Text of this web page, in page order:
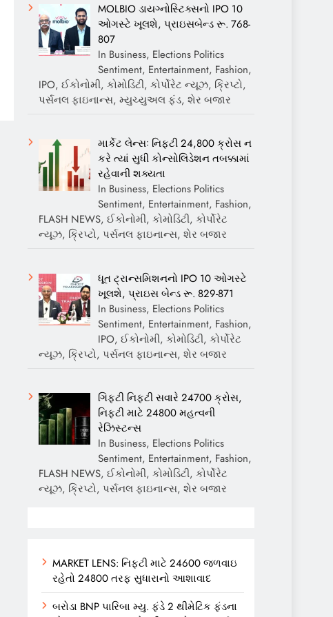
MOLBIO ડાયગ્નોસ્ટિક્સનો IPO 10
ઓગસ્ટે ખૂલશે, પ્રાઇસબેન્ડ રૂ. 768-
807
In Business, Elections Politics
Sentiment, Entertainment, Fashion,
IPO, ઈકોનોમી, કોમોડિટી, કોર્પોરેટ ન્યૂઝ, ક્રિપ્ટો,
પર્સનલ ફાઇનાન્સ, મ્યુચ્યુઅલ ફંડ, શેર બજાર
માર્કેટ લેન્સઃ નિફ્ટી 24,800 ક્રોસ ન
કરે ત્યાં સુધી કોન્સોલિડેશન તબક્કામાં
રહેવાની શક્યતા
In Business, Elections Politics
Sentiment, Entertainment, Fashion,
FLASH NEWS, ઈકોનોમી, કોમોડિટી, કોર્પોરેટ
ન્યૂઝ, ક્રિપ્ટો, પર્સનલ ફાઇનાન્સ, શેર બજાર
ધૂત ટ્રાન્સમિશનનો IPO 10 ઓગસ્ટે
ખૂલશે, પ્રાઇસ બેન્ડ રૂ. 829-871
In Business, Elections Politics
Sentiment, Entertainment, Fashion,
IPO, ઈકોનોમી, કોમોડિટી, કોર્પોરેટ
ન્યૂઝ, ક્રિપ્ટો, પર્સનલ ફાઇનાન્સ, શેર બજાર
ગિફ્ટી નિફ્ટી સવારે 24700 ક્રોસ,
નિફ્ટી માટે 24800 મહત્વની
રેઝિસ્ટન્સ
In Business, Elections Politics
Sentiment, Entertainment, Fashion,
FLASH NEWS, ઈકોનોમી, કોમોડિટી, કોર્પોરેટ
ન્યૂઝ, ક્રિપ્ટો, પર્સનલ ફાઇનાન્સ, શેર બજાર
MARKET LENS: નિફ્ટી માટે 24600 જળવાઇ
રહેતો 24800 તરફ સુધારાનો આશાવાદ
બરોડા BNP પારિબા મ્યુ. ફંડે 2 થીમેટિક ફંડના